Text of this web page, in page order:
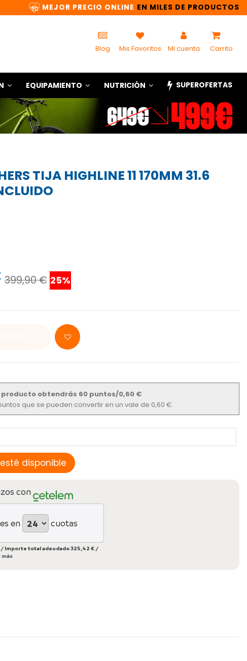
MEJOR PRECIO ONLINE EN MILES DE PRODUCTOS
Blog Mis Favoritos Mi cuenta Carrito
EQUIPAMIENTO NUTRICIÓN SUPEROFERTAS
TIJA HIGHLINE 11 170MM 31.6
399,90 € 25%
obtendrás 60 puntos/0,60 €
que se pueden convertir en un vale de 0,60 €.
con
en cuotas
/ Importe total adeudado325,42 € /
más